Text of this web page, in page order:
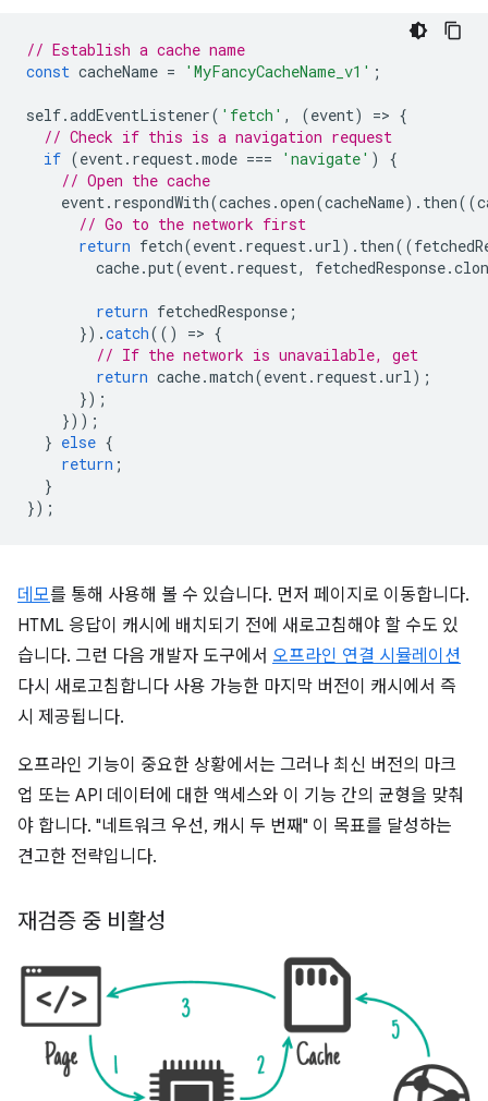
// Establish a cache name
const cacheName = 'MyFancyCacheName_v1' ;
self.addEventListener( 'fetch' , (event) => {
// Check if this is a navigation request
if (event. request.mode === 'navigate' )
{
// Open the cache
event. respondWith(caches .open(cacheName). then((
// Go to the network first
return fetch(event. request.url). then((
cache.put(event. request, fetchedResponse.
return fetchedResponse ;
}).catch(() => {
// If the network is unavailable, get
return cache.match(event. request.url);
});
}));
} else {
return ;
}
});
데모를 통해 사용해 볼 수 있습니다. 먼저 페이지로 이동합니다.
HTML 응답이 캐시에 배치되기 전에 새로고침해야 할 수도 있
습니다. 그런 다음 개발자 도구에서 오프라인 연결 시뮬레이션
다시 새로고침합니다 사용 가능한 마지막 버전이 캐시에서 즉
시 제공됩니다.
오프라인 기능이 중요한 상황에서는 그러나 최신 버전의 마크
업 또는 API 데이터에 대한 액세스와 이 기능 간의 균형을 맞춰
야 합니다. "네트워크 우선, 캐시 두 번째" 이 목표를 달성하는
견고한 전략입니다.
재검증 중 비활성